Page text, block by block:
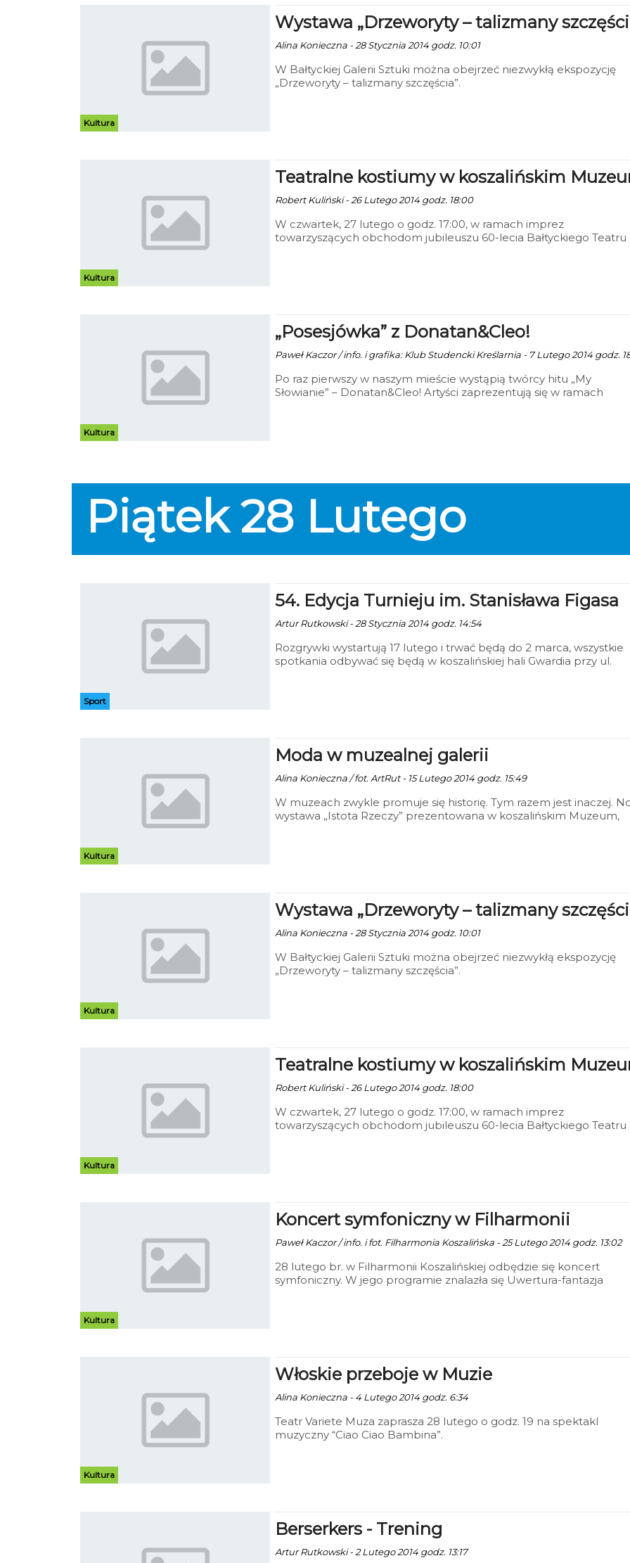
Kultura
Wystawa „Drzeworyty – talizmany
Alina Konieczna - 28 Stycznia 2014 godz. 10:01
W Bałtyckiej Galerii Sztuki można obejrzeć niezwykłą ekspozycję
„Drzeworyty – talizmany szczęścia”.
Kultura
Teatralne kostiumy w koszalińskim
Robert Kuliński - 26 Lutego 2014 godz. 18:00
W czwartek, 27 lutego o godz. 17:00, w ramach imprez
towarzyszących obchodom jubileuszu 60-lecia Bałtyckiego Teatru
Kultura
„Posesjówka” z Donatan&Cleo!
Paweł Kaczor / info. i grafika: Klub Studencki Kreślarnia - 7 Lutego 2014 godz.
Po raz pierwszy w naszym mieście wystąpią twórcy hitu „My
Słowianie” – Donatan&Cleo! Artyści zaprezentują się w ramach
Piątek 28 Lutego
Sport
54. Edycja Turnieju im. Stanisława Figasa
Artur Rutkowski - 28 Stycznia 2014 godz. 14:54
Rozgrywki wystartują 17 lutego i trwać będą do 2 marca, wszystkie
spotkania odbywać się będą w koszalińskiej hali Gwardia przy ul.
Kultura
Moda w muzealnej galerii
Alina Konieczna / fot. ArtRut - 15 Lutego 2014 godz. 15:49
W muzeach zwykle promuje się historię. Tym razem jest inaczej.
wystawa „Istota Rzeczy” prezentowana w koszalińskim Muzeum,
Kultura
Wystawa „Drzeworyty – talizmany
Alina Konieczna - 28 Stycznia 2014 godz. 10:01
W Bałtyckiej Galerii Sztuki można obejrzeć niezwykłą ekspozycję
„Drzeworyty – talizmany szczęścia”.
Kultura
Teatralne kostiumy w koszalińskim
Robert Kuliński - 26 Lutego 2014 godz. 18:00
W czwartek, 27 lutego o godz. 17:00, w ramach imprez
towarzyszących obchodom jubileuszu 60-lecia Bałtyckiego Teatru
Kultura
Koncert symfoniczny w Filharmonii
Paweł Kaczor / info. i fot. Filharmonia Koszalińska - 25 Lutego 2014 godz. 13:02
28 lutego br. w Filharmonii Koszalińskiej odbędzie się koncert
symfoniczny. W jego programie znalazła się Uwertura-fantazja
Kultura
Włoskie przeboje w Muzie
Alina Konieczna - 4 Lutego 2014 godz. 6:34
Teatr Variete Muza zaprasza 28 lutego o godz. 19 na spektakl
muzyczny “Ciao Ciao Bambina”.
Berserkers - Trening
Artur Rutkowski - 2 Lutego 2014 godz. 13:17